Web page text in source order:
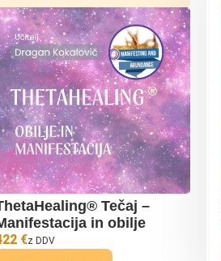
Tečaj –
in obilje
€z DDV